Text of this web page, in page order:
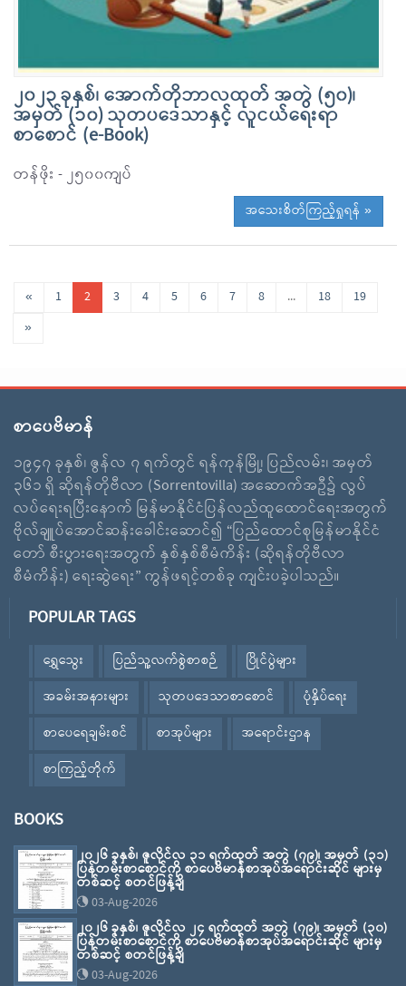
၂၀၂၃ ခုနှစ်၊ အောက်တိုဘာလထုတ် အတွဲ (၅၀)၊
အမှတ် (၁၀) သုတပဒေသာနှင့် လူငယ်ရေးရာ
စာစောင် (e-Book)
တန်ဖိုး - ၂၅၀၀ကျပ်
အသေးစိတ်ကြည့်ရှုရန် »
« 1 2 3 4 5 6 7 8 ... 18
19
»
စာပေဗိမာန်
၁၉၄၇ ခုနှစ်၊ ဇွန်လ ၇ ရက်တွင် ရန်ကုန်မြို့၊ ပြည်လမ်း၊ အမှတ်
၃၆၁ ရှိ ဆိုရန်တိုဗီလာ (Sorrentovilla) အဆောက်အဦ၌ လွပ်
လပ်ရေးရပြီးနောက် မြန်မာနိုင်ငံပြန်လည်ထူထောင်ရေးအတွက်
ဗိုလ်ချူပ်အောင်ဆန်းခေါင်းဆောင်၍ “ပြည်ထောင်စုမြန်မာနိုင်ငံ
တော် စီးပွားရေးအတွက် နှစ်နှစ်စီမံကိန်း (ဆိုရန်တိုဗီလာ
စီမံကိန်း) ရေးဆွဲရေး” ကွန်ဖရင့်တစ်ခု ကျင်းပခဲ့ပါသည်။
POPULAR TAGS
ရွှေသွေး ပြည်သူ့လက်စွဲစာစဉ်
ပြိုင်ပွဲများ
အခမ်းအနားများ
သုတပဒေသာစာစောင်
ပုံနှိပ်ရေး
စာပေရေချမ်းစင်
စာအုပ်များ
အရောင်းဌာန
စာကြည့်တိုက်
BOOKS
၂၀၂၆ ခုနှစ်၊ ဇူလိုင်လ ၃၁ ရက်ထုတ် အတွဲ (၇၉)၊ အမှတ် (၃၁)
ပြန်တမ်းစာစောင်ကို စာပေဗိမာန်စာအုပ်အရောင်းဆိုင် များမှ
တစ်ဆင့် စတင်ဖြန့်ချိ
03-Aug-2026
၂၀၂၆ ခုနှစ်၊ ဇူလိုင်လ ၂၄ ရက်ထုတ် အတွဲ (၇၉)၊ အမှတ် (၃၀)
ပြန်တမ်းစာစောင်ကို စာပေဗိမာန်စာအုပ်အရောင်းဆိုင် များမှ
တစ်ဆင့် စတင်ဖြန့်ချိ
03-Aug-2026